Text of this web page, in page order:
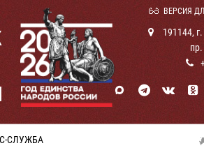
ВЕРСИЯ
191144,
СЛУЖБА